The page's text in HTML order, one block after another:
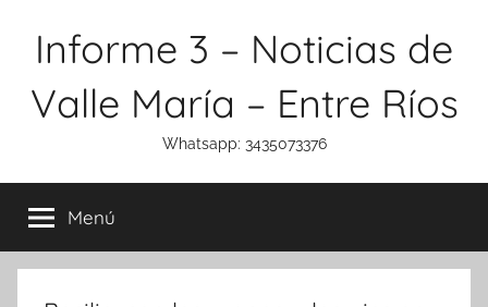
Informe 3 – Noticias de
Valle María – Entre Ríos
Whatsapp: 3435073376
Menú